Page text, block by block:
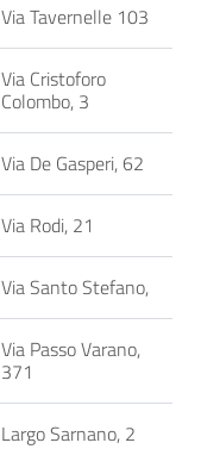
Via Tavernelle 103
Via Cristoforo
Colombo, 3
Via De Gasperi, 62
Via Rodi, 21
Via Santo Stefano,
Via Passo Varano,
371
Largo Sarnano, 2